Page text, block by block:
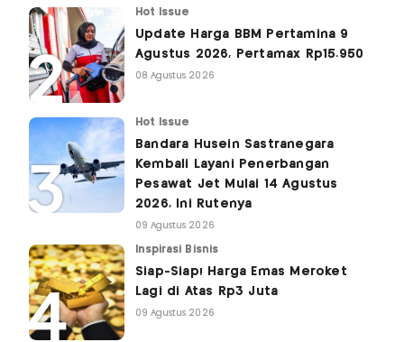
Hot Issue
Update Harga BBM Pertamina 9
Agustus 2026, Pertamax Rp15.950
08 Agustus 2026
Hot Issue
Bandara Husein Sastranegara
Kembali Layani Penerbangan
Pesawat Jet Mulai 14 Agustus
2026, Ini Rutenya
09 Agustus 2026
Inspirasi Bisnis
Siap-Siap! Harga Emas Meroket
Lagi di Atas Rp3 Juta
09 Agustus 2026